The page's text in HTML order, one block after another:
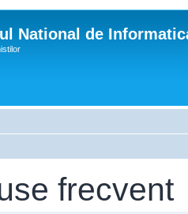
National de
frecvent